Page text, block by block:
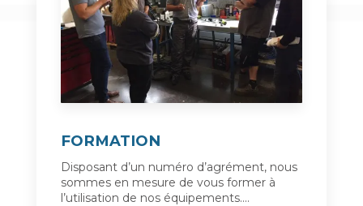
FORMATION
Disposant d’un numéro d’agrément, nous
sommes en mesure de vous former à
l’utilisation de nos équipements....